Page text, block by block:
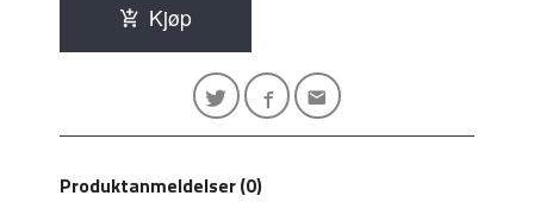
Kjøp
Produktanmeldelser (0)